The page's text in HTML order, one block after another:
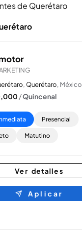
de Querétaro
, Querétaro, México
/Quincenal
Presencial
Matutino
Ver detalles
Aplicar